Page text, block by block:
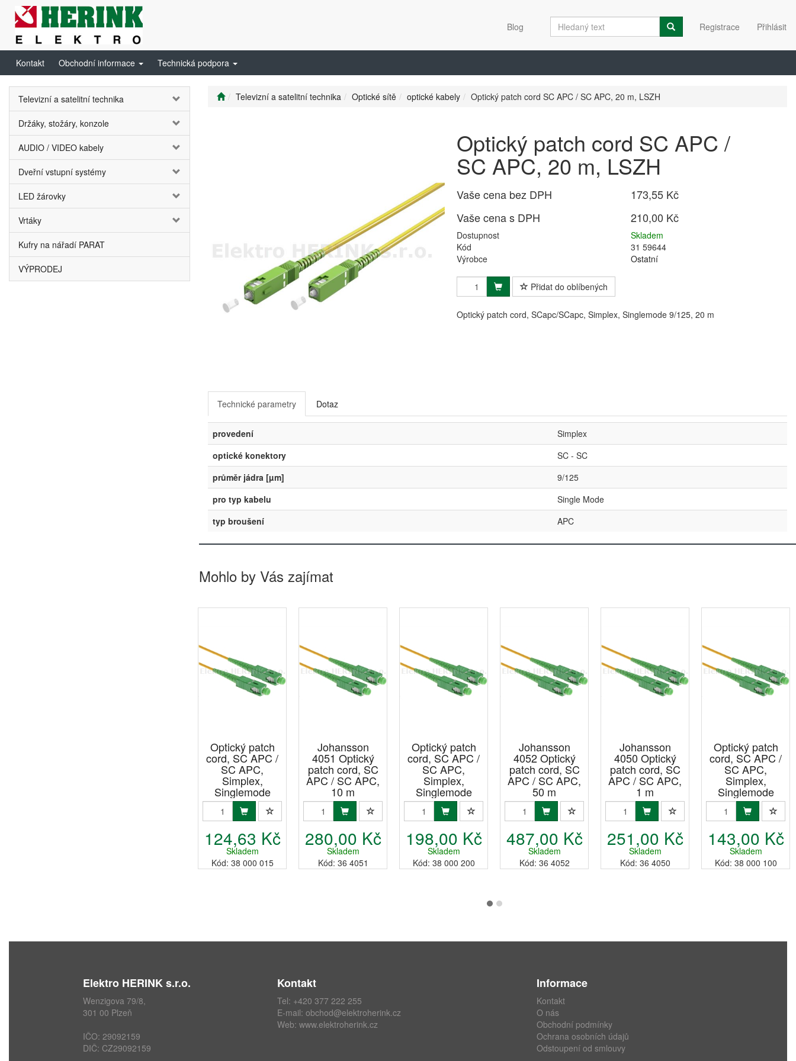
Registrace Přihlásit
Blog
Kontakt Obchodní informace Technická podpora
Televizní a satelitní technika
Držáky, stožáry, konzole
AUDIO / VIDEO kabely
Dveřní vstupní systémy
LED žárovky
Vrtáky
Kufry na nářadí PARAT
VÝPRODEJ
Televizní a satelitní technika Optické sítě optické kabely Optický patch cord SC APC / SC APC, 20 m, LSZH
Optický patch cord SC APC /
SC APC, 20 m, LSZH
Vaše cena bez DPH
173,55 Kč
Vaše cena s DPH
210,00 Kč
Dostupnost
Skladem
Kód
31 59644
Výrobce
Ostatní
Přidat do oblíbených
Optický patch cord, SCapc/SCapc, Simplex, Singlemode 9/125, 20 m
Technické parametry Dotaz
provedení
Simplex
optické konektory
SC - SC
průměr jádra [µm]
9/125
pro typ kabelu
Single Mode
typ broušení
APC
Mohlo by Vás zajímat
Optický patch
cord, SC APC /
SC APC,
Simplex,
Singlemode
9/125, 1,5 m
124,63 Kč
Skladem
Kód: 38 000 015
Johansson
4051 Optický
patch cord, SC
APC / SC APC,
10 m
280,00 Kč
Skladem
Kód: 36 4051
Optický patch
cord, SC APC /
SC APC,
Simplex,
Singlemode
9/125, 20 m
198,00 Kč
Skladem
Kód: 38 000 200
Johansson
4052 Optický
patch cord, SC
APC / SC APC,
50 m
487,00 Kč
Skladem
Kód: 36 4052
Johansson
4050 Optický
patch cord, SC
APC / SC APC,
1 m
251,00 Kč
Skladem
Kód: 36 4050
Optický patch
cord, SC APC /
SC APC,
Simplex,
Singlemode
9/125, 10 m
143,00 Kč
Skladem
Kód: 38 000 100
Elektro HERINK s.r.o.
Wenzigova 79/8,
301 00 Plzeň
IČO: 29092159
DIČ: CZ29092159
Kontakt
Tel: +420 377 222 255
E-mail: obchod@elektroherink.cz
Web: www.elektroherink.cz
Informace
Kontakt
O nás
Obchodní podmínky
Ochrana osobních údajů
Odstoupení od smlouvy